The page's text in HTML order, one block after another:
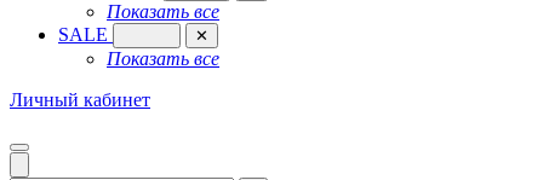
Показать все
SALE
✕
Показать все
Личный кабинет